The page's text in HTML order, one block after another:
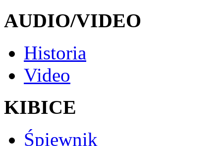
AUDIO/VIDEO
Historia
Video
KIBICE
Śpiewnik